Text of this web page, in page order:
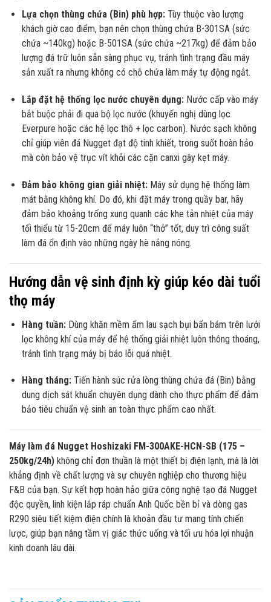
Lựa chọn thùng chứa (Bin) phù hợp:Tùy thuộc vào lượng
khách giờ cao điểm, bạn nên chọn thùng chứa B-301SA (sức
chứa ~140kg) hoặc B-501SA (sức chứa ~217kg) để đảm bảo
lượng đá trữ luôn sẵn sàng phục vụ, tránh tình trạng đầu máy
sản xuất ra nhưng không có chỗ chứa làm máy tự động ngắt.
Lắp đặt hệ thống lọc nước chuyên dụng:Nước cấp vào máy
bắt buộc phải đi qua bộ lọc nước (khuyến nghị dùng lọc
Everpure hoặc các hệ lọc thô + lọc carbon). Nước sạch không
chỉ giúp viên đá Nugget đạt độ tinh khiết, trong suốt hoàn hảo
mà còn bảo vệ trục vít khỏi các cặn canxi gây kẹt máy.
Đảm bảo không gian giải nhiệt:Máy sử dụng hệ thống làm
mát bằng không khí. Do đó, khi đặt máy trong quầy bar, hãy
đảm bảo khoảng trống xung quanh các khe tản nhiệt của máy
tối thiểu từ 15-20cm để máy luôn “thở” tốt, duy trì công suất
làm đá ổn định vào những ngày hè nắng nóng.
Hướng dẫn vệ sinh định kỳ giúp kéo dài tuổi
thọ máy
Hàng tuần:Dùng khăn mềm ẩm lau sạch bụi bẩn bám trên lưới
lọc không khí của máy để hệ thống giải nhiệt luôn thông thoáng,
tránh tình trạng máy bị báo lỗi quá nhiệt.
Hàng tháng:Tiến hành súc rửa lòng thùng chứa đá (Bin) bằng
dung dịch sát khuẩn chuyên dụng dành cho thực phẩm để đảm
bảo tiêu chuẩn vệ sinh an toàn thực phẩm cao nhất.
Máy làm đá Nugget Hoshizaki FM-300AKE-HCN-SB (175 –
250kg/24h) không chỉ đơn thuần là một thiết bị điện lạnh, mà là lời
khẳng định về chất lượng và sự chuyên nghiệp cho thương hiệu
F&B của bạn. Sự kết hợp hoàn hảo giữa công nghệ tạo đá Nugget
độc quyền, linh kiện lắp ráp chuẩn Anh Quốc bền bỉ và dòng gas
R290 siêu tiết kiệm điện chính là khoản đầu tư mang tính chiến
lược, giúp bạn nâng tầm vị giác thức uống và tối ưu hóa lợi nhuận
kinh doanh lâu dài.